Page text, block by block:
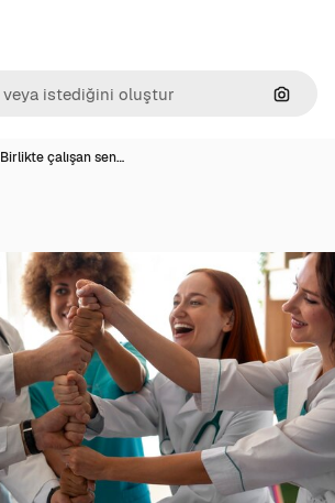
Birlikte çalışan sen…